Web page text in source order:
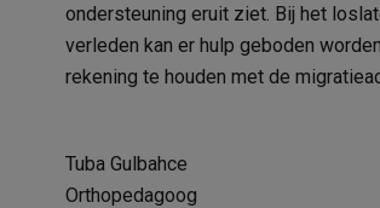
ondersteuning eruit ziet. Bij het
verleden kan er hulp geboden
rekening te houden met de
Tuba Gulbahce
Orthopedagoog